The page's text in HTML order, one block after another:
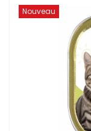
Nouveau